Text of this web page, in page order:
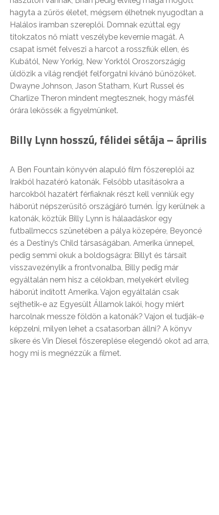
hagyta a zűrös életet, mégsem élhetnek nyugodtan a
Halálos iramban szereplői. Domnak ezúttal egy
titokzatos nő miatt veszélybe kevernie magát. A
csapat ismét felveszi a harcot a rosszfiúk ellen, és
Kubától, New Yorkig, New Yorktól Oroszországig
üldözik a világ rendjét felforgatni kívánó bűnözőket.
Dwayne Johnson, Jason Statham, Kurt Russel és
Charlize Theron mindent megtesznek, hogy másfél
órára lekössék a figyelmünket.
Billy Lynn hosszú, félidei sétája – április
A Ben Fountain könyvén alapuló film főszereplői az
Irakból hazatérő katonák. Felsőbb utasításokra a
harcokból hazatért férfiaknak részt kell venniük egy
háborút népszerűsítő országjáró turnén. Így kerülnek a
katonák, köztük Billy Lynn is hálaadáskor egy
futballmeccs szünetében a pálya közepére, Beyoncé
és a Destiny’s Child társaságában. Amerika ünnepel,
pedig semmi okuk a boldogságra: Billyt és társait
visszavezénylik a frontvonalba, Billy pedig már
egyáltalán nem hisz a célokban, melyekért elvileg
háborút indított Amerika. Vajon egyáltalán csak
sejthetik-e az Egyesült Államok lakói, hogy miért
harcolnak messze földön a katonák? Vajon el tudják-e
képzelni, milyen lehet a csatasorban állni? A könyv
sikere és Vin Diesel főszereplése elegendő okot ad arra,
hogy mi is megnézzük a filmet.